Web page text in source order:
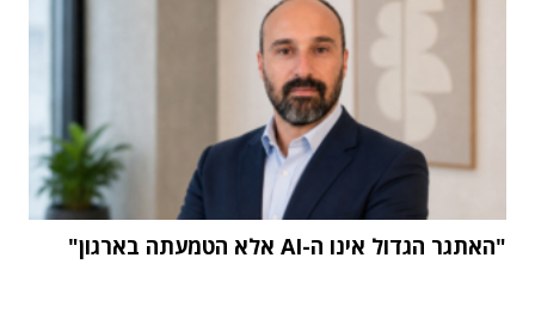
"האתגר הגדול אינו ה-AI אלא הטמעתה בארגון"